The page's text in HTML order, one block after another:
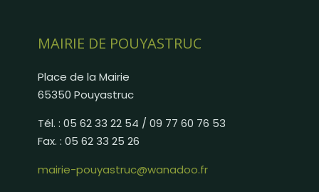
MAIRIE DE POUYASTRUC
Place de la Mairie
65350 Pouyastruc
Tél. : 05 62 33 22 54 / 09 77 60 76 53
Fax. : 05 62 33 25 26
mairie-pouyastruc@wanadoo.fr